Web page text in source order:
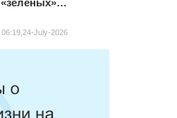
Хайнане
06:19,24-July-2026